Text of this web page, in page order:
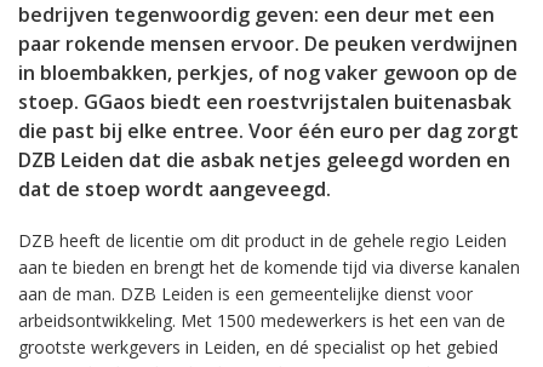
bedrijven tegenwoordig geven: een deur met een
paar rokende mensen ervoor. De peuken verdwijnen
in bloembakken, perkjes, of nog vaker gewoon op de
stoep. GGaos biedt een roestvrijstalen buitenasbak
die past bij elke entree. Voor één euro per dag zorgt
DZB Leiden dat die asbak netjes geleegd worden en
dat de stoep wordt aangeveegd.
DZB heeft de licentie om dit product in de gehele regio Leiden
aan te bieden en brengt het de komende tijd via diverse kanalen
aan de man. DZB Leiden is een gemeentelijke dienst voor
arbeidsontwikkeling. Met 1500 medewerkers is het een van de
grootste werkgevers in Leiden, en dé specialist op het gebied